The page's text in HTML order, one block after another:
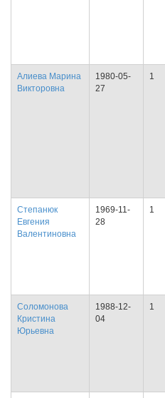
Алиева Марина
Викторовна
1980-05-
27
1
Степанюк
Евгения
Валентиновна
1969-11-
28
1
Соломонова
Кристина
Юрьевна
1988-12-
04
1